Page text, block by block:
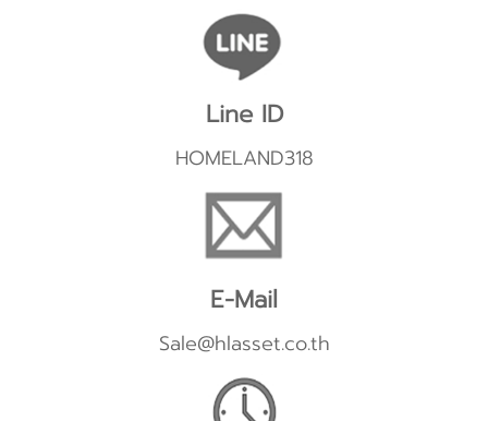
Line ID
HOMELAND318
E-Mail
Sale@hlasset.co.th